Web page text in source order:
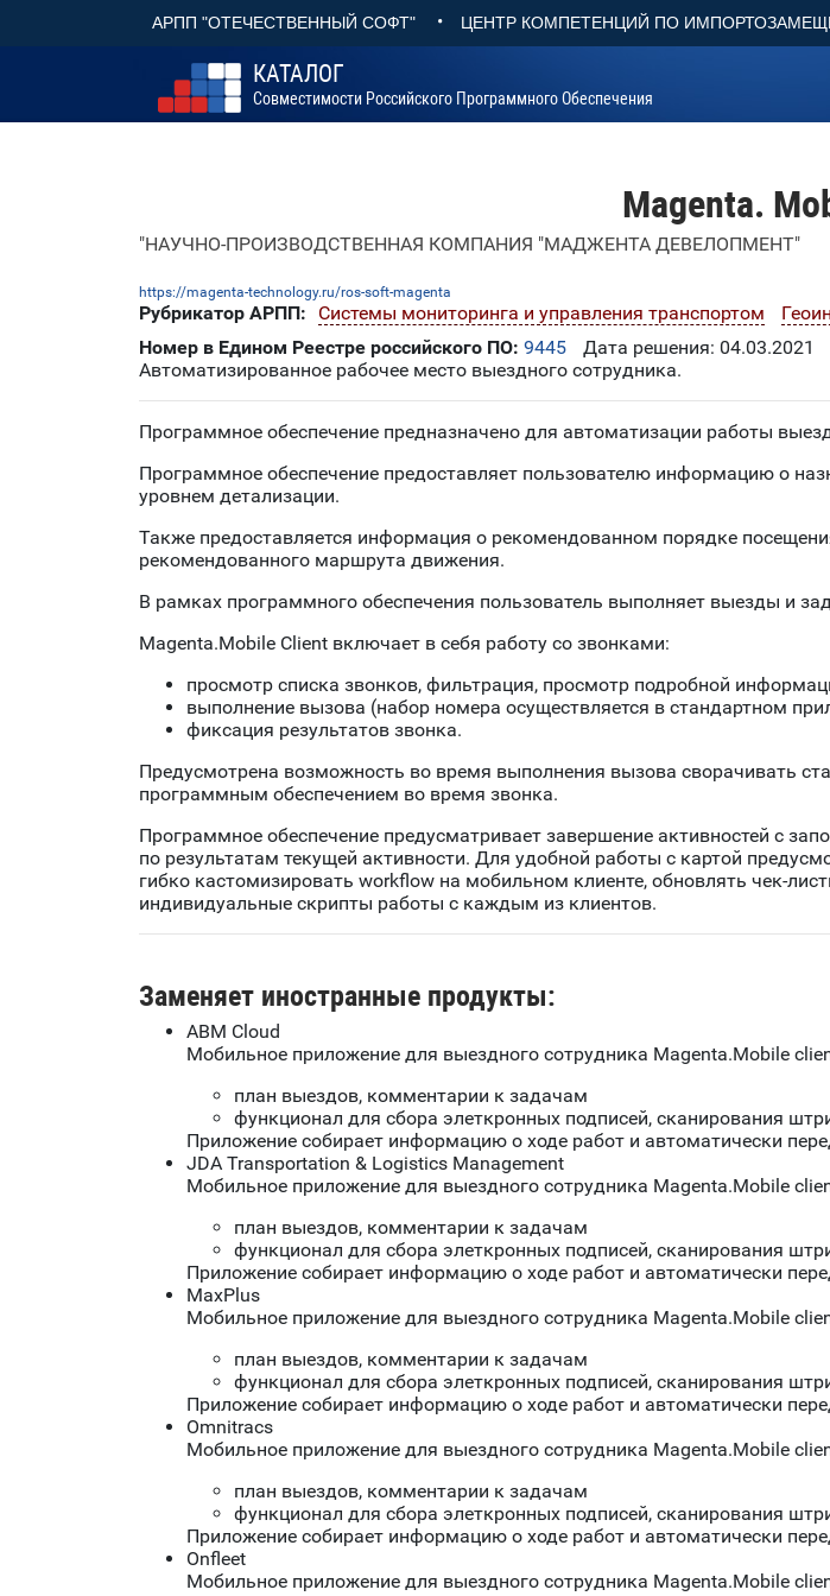
АРПП "ОТЕЧЕСТВЕННЫЙ СОФТ" • ЦЕНТР КОМПЕТЕНЦИЙ ПО
КАТАЛОГ
Совместимости Российского Программного Обеспечения
Magenta.
"НАУЧНО-ПРОИЗВОДСТВЕННАЯ КОМПАНИЯ "МАДЖЕНТА ДЕВЕЛОПМЕНТ"
https://magenta-technology.ru/ros-soft-magenta
Рубрикатор АРПП: Системы мониторинга и управления транспортом
Номер в Едином Реестре российского ПО: 9445 Дата решения: 04.03.2021
Автоматизированное рабочее место выездного сотрудника.
Программное обеспечение предназначено для автоматизации работы
Программное обеспечение предоставляет пользователю информацию о
уровнем детализации.
Также предоставляется информация о рекомендованном порядке
рекомендованного маршрута движения.
В рамках программного обеспечения пользователь выполняет выезды и
Magenta.Mobile Client включает в себя работу со звонками:
просмотр списка звонков, фильтрация, просмотр подробной
выполнение вызова (набор номера осуществляется в стандартном
фиксация результатов звонка.
Предусмотрена возможность во время выполнения вызова сворачивать
программным обеспечением во время звонка.
Программное обеспечение предусматривает завершение активностей с
по результатам текущей активности. Для удобной работы с картой
гибко кастомизировать workflow на мобильном клиенте, обновлять чек-
индивидуальные скрипты работы с каждым из клиентов.
Заменяет иностранные продукты:
ABM Cloud
Мобильное приложение для выездного сотрудника Magenta.Mobile
план выездов, комментарии к задачам
функционал для сбора элеткронных подписей, сканирования
Приложение собирает информацию о ходе работ и автоматически
JDA Transportation & Logistics Management
Мобильное приложение для выездного сотрудника Magenta.Mobile
план выездов, комментарии к задачам
функционал для сбора элеткронных подписей, сканирования
Приложение собирает информацию о ходе работ и автоматически
MaxPlus
Мобильное приложение для выездного сотрудника Magenta.Mobile
план выездов, комментарии к задачам
функционал для сбора элеткронных подписей, сканирования
Приложение собирает информацию о ходе работ и автоматически
Omnitracs
Мобильное приложение для выездного сотрудника Magenta.Mobile
план выездов, комментарии к задачам
функционал для сбора элеткронных подписей, сканирования
Приложение собирает информацию о ходе работ и автоматически
Onfleet
Мобильное приложение для выездного сотрудника Magenta.Mobile